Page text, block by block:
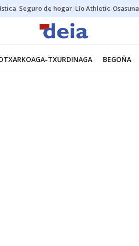
Seguro de hogar Lío Athletic-Osasuna
TXURDINAGA BEGOÑA